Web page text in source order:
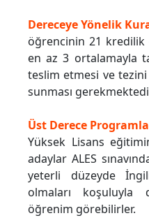
Dereceye Yönelik
öğrencinin 21
en az 3 ortalamayla
teslim etmesi ve tezini
sunması
Üst Derece
Yüksek Lisans
adaylar ALES
yeterli düzeyde
olmaları koşuluyla
öğrenim görebilirler.